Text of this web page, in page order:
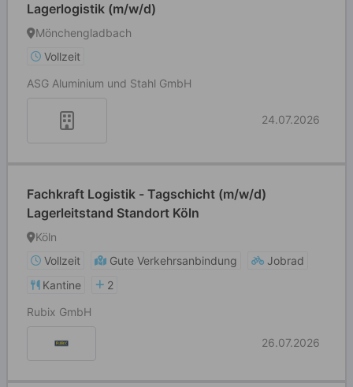
Lagerlogistik (m/w/d)
Mönchengladbach
Vollzeit
ASG Aluminium und Stahl GmbH
24.07.2026
Fachkraft Logistik - Tagschicht (m/w/d)
Lagerleitstand Standort Köln
Köln
Vollzeit
Gute Verkehrsanbindung
Jobrad
Kantine
2
Rubix GmbH
26.07.2026